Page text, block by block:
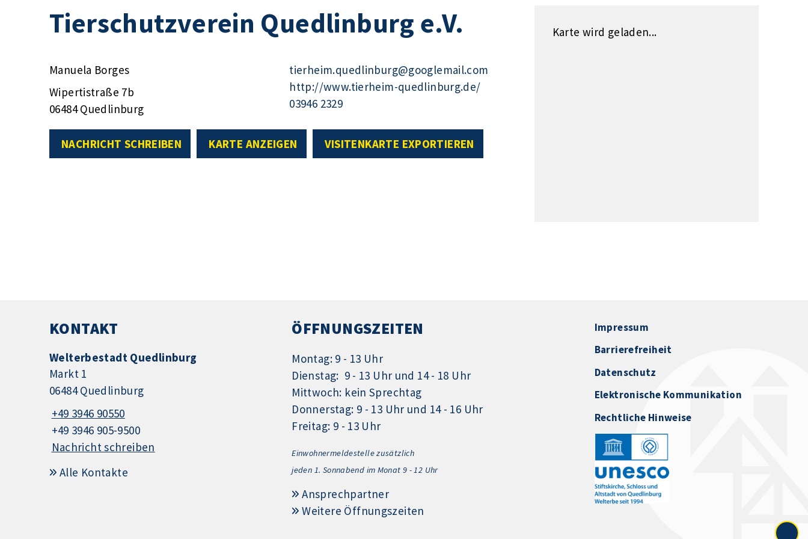
Tierschutzverein Quedlinburg e.V.
Manuela Borges
Wipertistraße 7b
06484 Quedlinburg
tierheim.quedlinburg@googlemail.com
http://www.tierheim-quedlinburg.de/
03946 2329
NACHRICHT SCHREIBEN KARTE ANZEIGEN VISITENKARTE EXPORTIEREN
Karte wird geladen...
KONTAKT
Welterbestadt Quedlinburg
Markt 1
06484 Quedlinburg
+49 3946 90550
+49 3946 905-9500
Nachricht schreiben
Alle Kontakte
ÖFFNUNGSZEITEN
Montag: 9 - 13 Uhr
Dienstag: 9 - 13 Uhr und 14 - 18 Uhr
Mittwoch: kein Sprechtag
Donnerstag: 9 - 13 Uhr und 14 - 16 Uhr
Freitag: 9 - 13 Uhr
Einwohnermeldestelle zusätzlich
jeden 1. Sonnabend im Monat 9 - 12 Uhr
Ansprechpartner
Weitere Öffnungszeiten
Impressum
Barrierefreiheit
Datenschutz
Elektronische Kommunikation
Rechtliche Hinweise